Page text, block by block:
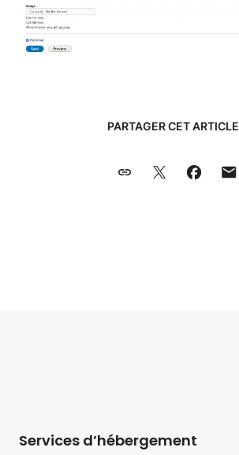
PARTAGER CET ARTICLE
Services d’hébergement